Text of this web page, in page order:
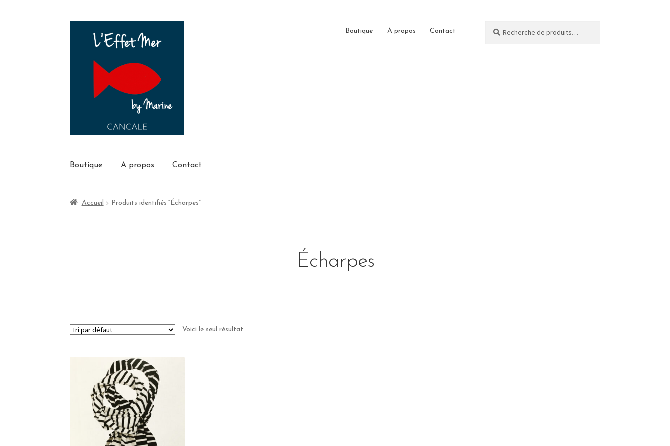
Boutique A propos Contact
Boutique A propos Contact
Accueil Produits identifiés “Écharpes”
Écharpes
Voici le seul résultat